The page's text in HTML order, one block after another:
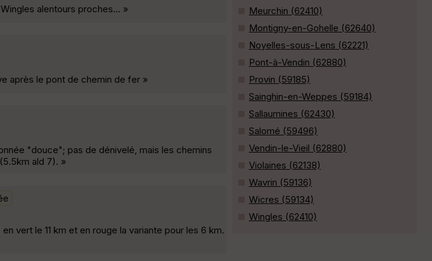
alentours proches... »
après le pont de chemin de fer »
"douce"; pas de dénivelé, mais les chemins
ald 7). »
vert le 11 km et en rouge la variante pour les 6 km.
Meurchin (62410)
Montigny-en-Gohelle (62640)
Noyelles-sous-Lens (62221)
Pont-à-Vendin (62880)
Provin (59185)
Sainghin-en-Weppes (59184)
Sallaumines (62430)
Salomé (59496)
Vendin-le-Vieil (62880)
Violaines (62138)
Wavrin (59136)
Wicres (59134)
Wingles (62410)